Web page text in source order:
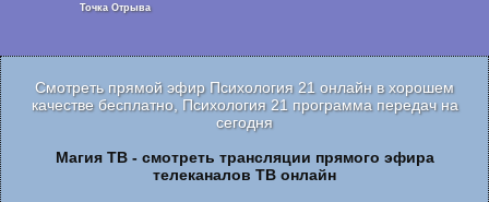
Точка Отрыва
Смотреть прямой эфир Психология 21 онлайн в хорошем
качестве бесплатно, Психология 21 программа передач на
сегодня
Магия ТВ - смотреть трансляции прямого эфира
телеканалов ТВ онлайн